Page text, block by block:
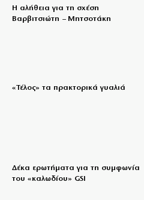
Η αλήθεια για τη σχέση
Βαρβιτσιώτη – Μητσοτάκη
«Τέλος» τα πρακτορικά γυαλιά
Δέκα ερωτήματα για τη συμφωνία
του «καλωδίου» GSI